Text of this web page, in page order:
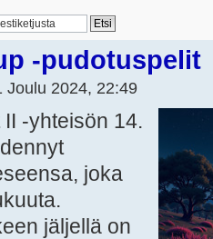
-pudotuspelit
Joulu 2024, 22:49
-yhteisön 14.
joka
jäljellä on